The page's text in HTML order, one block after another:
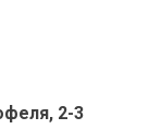
2-3